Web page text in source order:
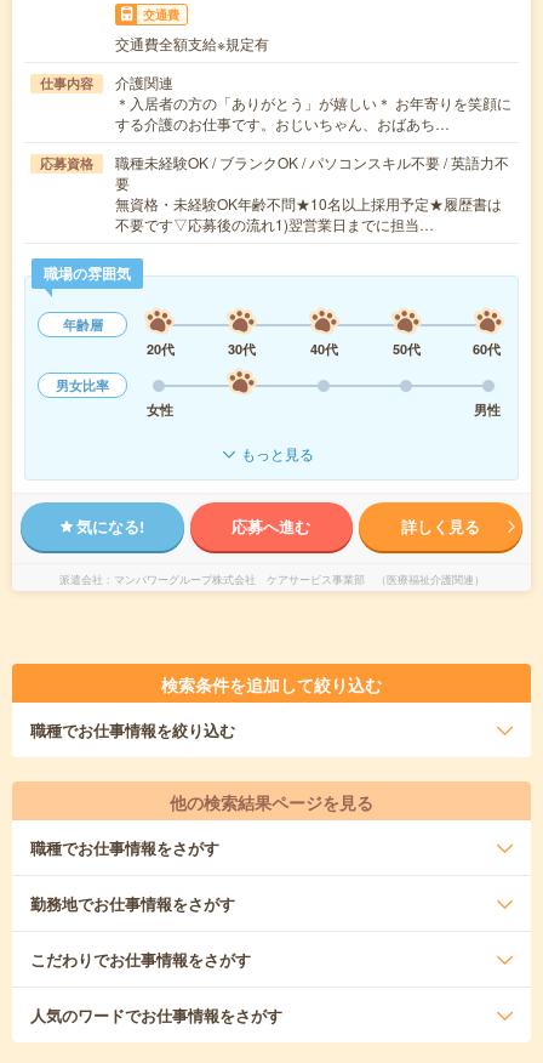
交通費
交通費全額支給※規定有
仕事内容
介護関連
＊入居者の方の「ありがとう」が嬉しい＊ お年寄りを笑顔に
する介護のお仕事です。おじいちゃん、おばあち…
応募資格
職種未経験OK / ブランクOK / パソコンスキル不要 / 英語力不
要
無資格・未経験OK年齢不問★10名以上採用予定★履歴書は
不要です▽応募後の流れ1)翌営業日までに担当…
職場の雰囲気
年齢層
20代
30代 40代 50代
60代
男女比率
女性
男性
もっと見る
気になる! 応募へ進む 詳しく見る
派遣会社 マンパワーグループ株式会社 ケアサービス事業部 （医療福祉介護関連）
検索条件を追加して絞り込む
職種でお仕事情報を絞り込む
他の検索結果ページを見る
職種でお仕事情報をさがす
勤務地でお仕事情報をさがす
こだわりでお仕事情報をさがす
人気のワードでお仕事情報をさがす